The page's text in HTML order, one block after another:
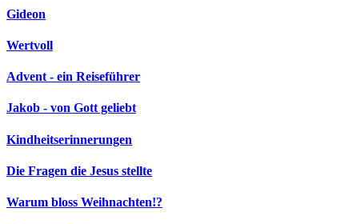
Gideon
Wertvoll
Advent - ein Reiseführer
Jakob - von Gott geliebt
Kindheitserinnerungen
Die Fragen die Jesus stellte
Warum bloss Weihnachten!?